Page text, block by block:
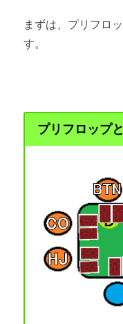
まずは、プリフロ
す。
プリフロップ